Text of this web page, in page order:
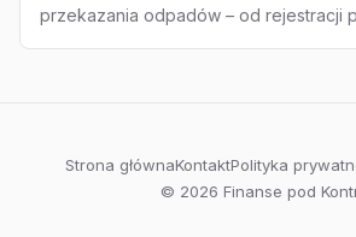
przekazania odpadów – od rejestracji
Strona głównaKontaktPolityka
© 2026 Finanse pod